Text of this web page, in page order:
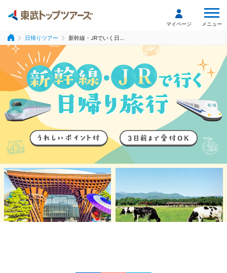
マイページ メニュー
日帰りツアー 新幹線・JRでいく日...